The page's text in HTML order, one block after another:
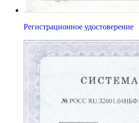
Регистрационное удостоверение